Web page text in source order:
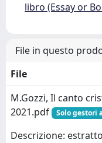
libro (Essay or
File in questo
File
M.Gozzi, Il canto
2021.pdf
Solo gestori
Descrizione: